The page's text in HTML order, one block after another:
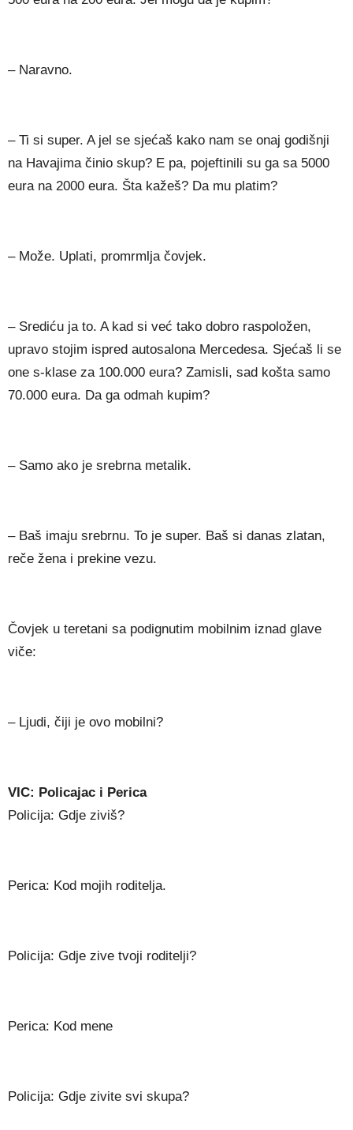
– Naravno.
– Ti si super. A jel se sjećaš kako nam se onaj godišnji
na Havajima činio skup? E pa, pojeftinili su ga sa 5000
eura na 2000 eura. Šta kažeš? Da mu platim?
– Može. Uplati, promrmlja čovjek.
– Srediću ja to. A kad si već tako dobro raspoložen,
upravo stojim ispred autosalona Mercedesa. Sjećaš li se
one s-klase za 100.000 eura? Zamisli, sad košta samo
70.000 eura. Da ga odmah kupim?
– Samo ako je srebrna metalik.
– Baš imaju srebrnu. To je super. Baš si danas zlatan,
reče žena i prekine vezu.
Čovjek u teretani sa podignutim mobilnim iznad glave
viče:
– Ljudi, čiji je ovo mobilni?
VIC: Policajac i Perica
Policija: Gdje ziviš?
Perica: Kod mojih roditelja.
Policija: Gdje zive tvoji roditelji?
Perica: Kod mene
Policija: Gdje zivite svi skupa?